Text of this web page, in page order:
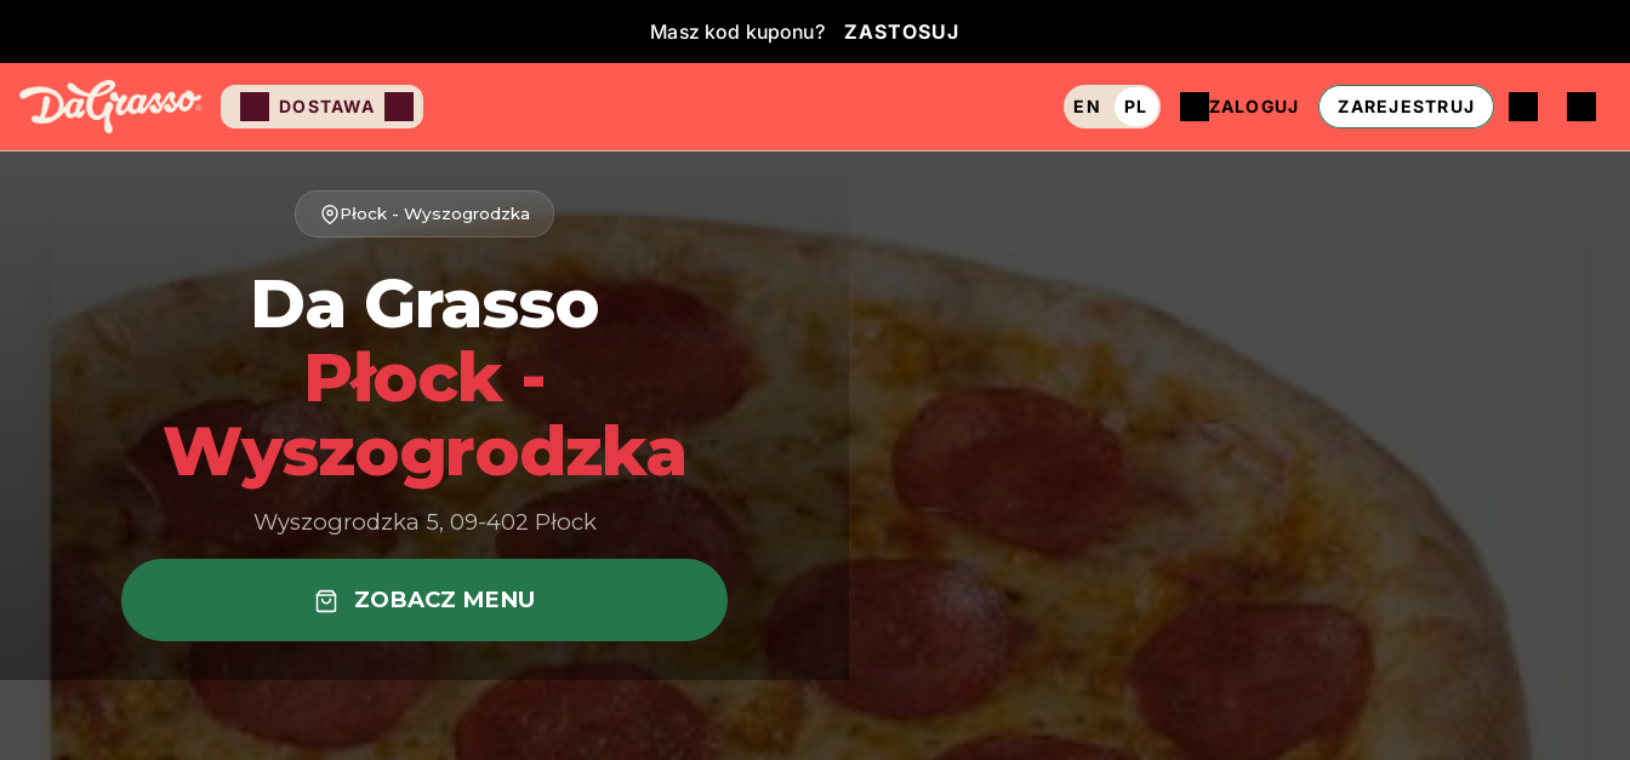
DOSTAWA EN PL ZALOGUJ ZAREJESTRUJ
Masz kod kuponu? ZASTOSUJ
Płock - Wyszogrodzka
Da Grasso
Płock -
Wyszogrodzka
Wyszogrodzka 5, 09-402 Płock
ZOBACZ MENU